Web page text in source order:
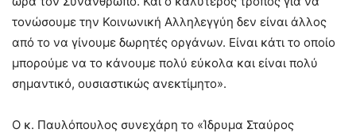
τονώσουμε την Κοινωνική Αλληλεγγύη δεν είναι άλλος
από το να γίνουμε δωρητές οργάνων. Είναι κάτι το οποίο
μπορούμε να το κάνουμε πολύ εύκολα και είναι πολύ
σημαντικό, ουσιαστικώς ανεκτίμητο».
Ο κ. Παυλόπουλος συνεχάρη το «Ίδρυμα Σταύρος